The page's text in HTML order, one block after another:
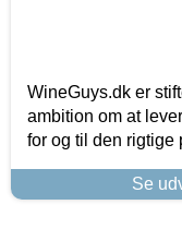
WineGuys.dk er
ambition om at
for og til den rigtige
Se